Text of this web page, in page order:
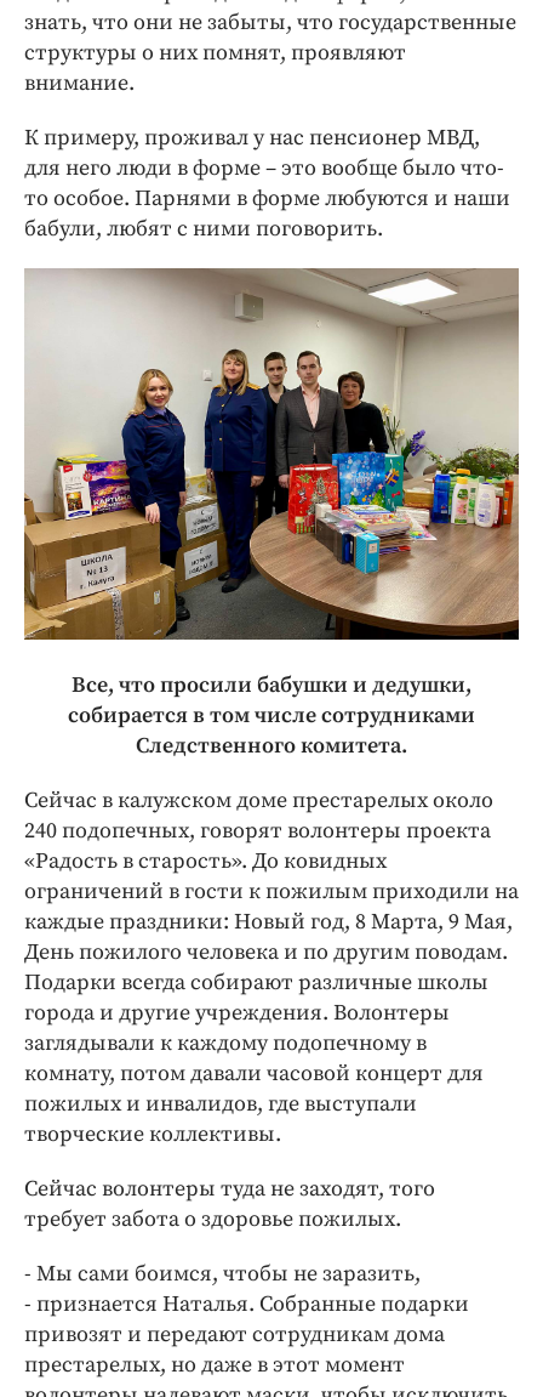
знать, что они не забыты, что государственные
структуры о них помнят, проявляют
внимание.
К примеру, проживал у нас пенсионер МВД,
для него люди в форме – это вообще было что-
то особое. Парнями в форме любуются и наши
бабули, любят с ними поговорить.
Все, что просили бабушки и дедушки,
собирается в том числе сотрудниками
Следственного комитета.
Сейчас в калужском доме престарелых около
240 подопечных, говорят волонтеры проекта
«Радость в старость». До ковидных
ограничений в гости к пожилым приходили на
каждые праздники: Новый год, 8 Марта, 9 Мая,
День пожилого человека и по другим поводам.
Подарки всегда собирают различные школы
города и другие учреждения. Волонтеры
заглядывали к каждому подопечному в
комнату, потом давали часовой концерт для
пожилых и инвалидов, где выступали
творческие коллективы.
Сейчас волонтеры туда не заходят, того
требует забота о здоровье пожилых.
- Мы сами боимся, чтобы не заразить,
- признается Наталья. Собранные подарки
привозят и передают сотрудникам дома
престарелых, но даже в этот момент